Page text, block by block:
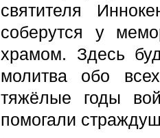
святителя
соберутся у
храмом. Здесь
молитва обо
тяжёлые годы
помогали